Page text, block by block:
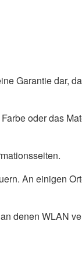
Garantie dar,
oder das
An einigen
denen WLAN